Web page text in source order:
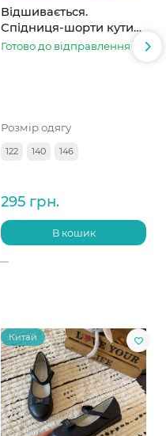
Відшивається.
Спідниця-шорти кутик
сіра в смужку
Готово до відправлення
Розмір одягу
122 140 146
295 грн.
В кошик
Китай